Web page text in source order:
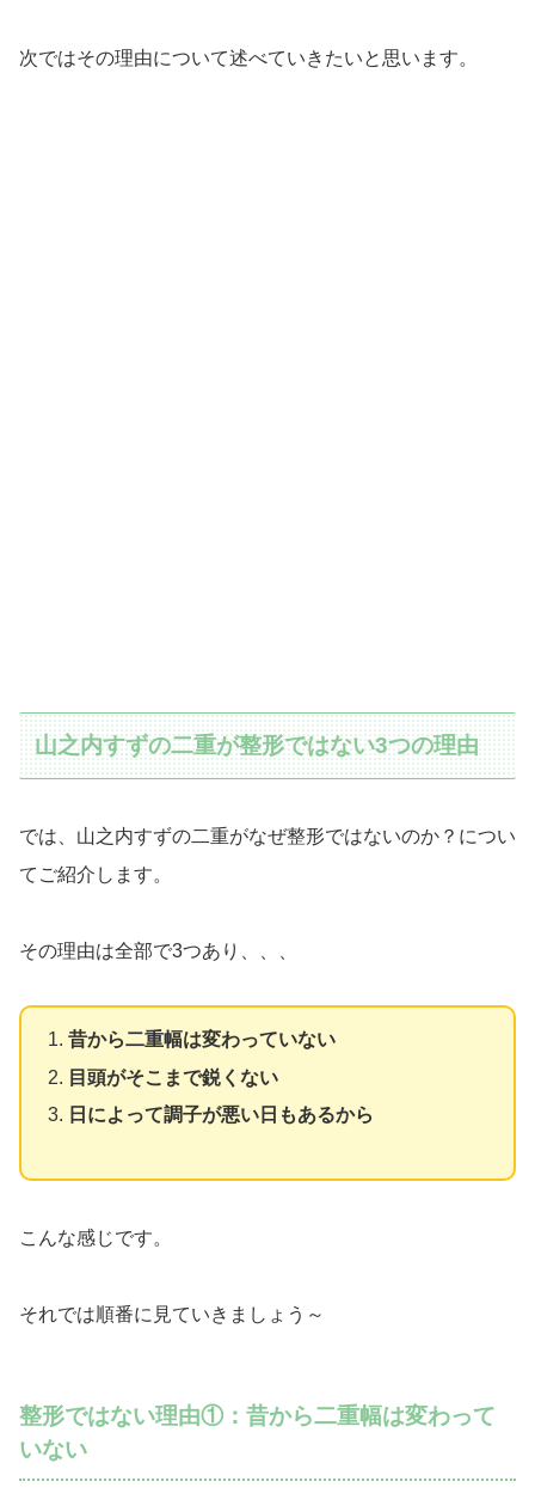
次ではその理由について述べていきたいと思います。
山之内すずの二重が整形ではない3つの理由
では、山之内すずの二重がなぜ整形ではないのか？につい
てご紹介します。
その理由は全部で3つあり、、、
昔から二重幅は変わっていない
目頭がそこまで鋭くない
日によって調子が悪い日もあるから
こんな感じです。
それでは順番に見ていきましょう～
整形ではない理由①：昔から二重幅は変わって
いない